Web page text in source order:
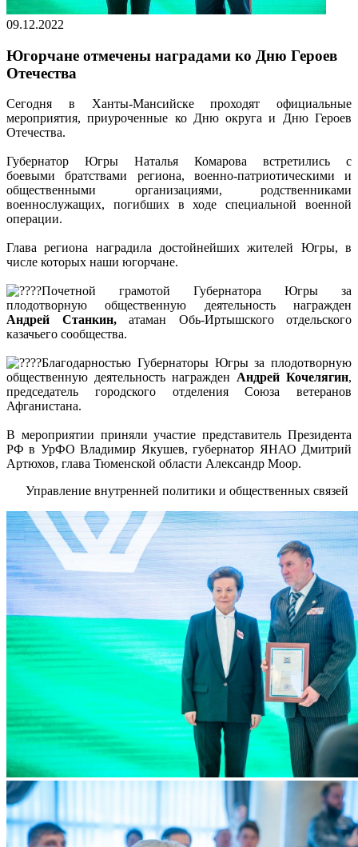
09.12.2022
Югорчане отмечены наградами ко Дню Героев
Отечества
Сегодня в Ханты-Мансийске проходят официальные
мероприятия, приуроченные ко Дню округа и Дню Героев
Отечества.
Губернатор Югры Наталья Комарова встретились с
боевыми братствами региона, военно-патриотическими и
общественными организациями, родственниками
военнослужащих, погибших в ходе специальной военной
операции.
Глава региона наградила достойнейших жителей Югры, в
числе которых наши югорчане.
Почетной грамотой Губернатора Югры за
плодотворную общественную деятельность награжден
Андрей Станкин,атаман Обь-Иртышского отдельского
казачьего сообщества.
Благодарностью Губернаторы Югры за плодотворную
общественную деятельность награжден Андрей Кочелягин,
председатель городского отделения Союза ветеранов
Афганистана.
В мероприятии приняли участие представитель Президента
РФ в УрФО Владимир Якушев, губернатор ЯНАО Дмитрий
Артюхов, глава Тюменской области Александр Моор.
Управление внутренней политики и общественных связей